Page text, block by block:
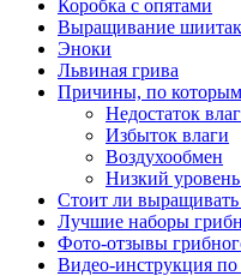
Коробка с опятами
Выращивание
Эноки
Львиная грива
Причины, по
Недостаток
Избыток влаги
Воздухообмен
Низкий
Стоит ли выращивать
Лучшие наборы
Фото-отзывы
Видео-инструкция